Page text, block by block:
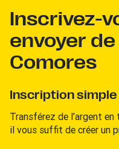
Inscrivez-
envoyer de
Comores
Inscription
Transférez de l’argent
il vous suffit de créer un